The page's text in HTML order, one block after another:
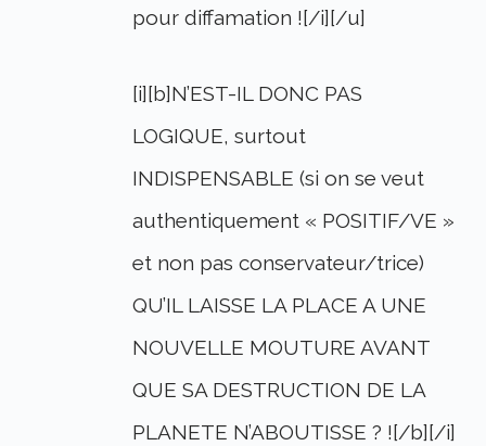
pour diffamation ![/i][/u]
[i][b]N’EST-IL DONC PAS
LOGIQUE, surtout
INDISPENSABLE (si on se veut
authentiquement « POSITIF/VE »
et non pas conservateur/trice)
QU’IL LAISSE LA PLACE A UNE
NOUVELLE MOUTURE AVANT
QUE SA DESTRUCTION DE LA
PLANETE N’ABOUTISSE ? ![/b][/i]